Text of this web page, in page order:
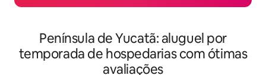
Península de Yucatã: aluguel por
temporada de hospedarias com ótimas
avaliações